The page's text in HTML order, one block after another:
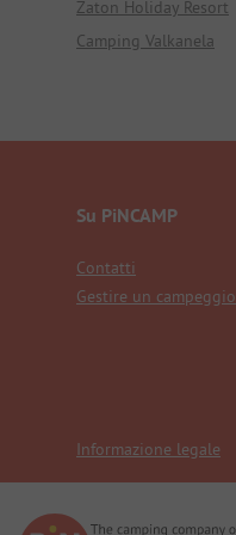
Zaton Holiday Resort
Camping Valkanela
Su PiNCAMP
Contatti
Gestire un campeggio
Informazione legale